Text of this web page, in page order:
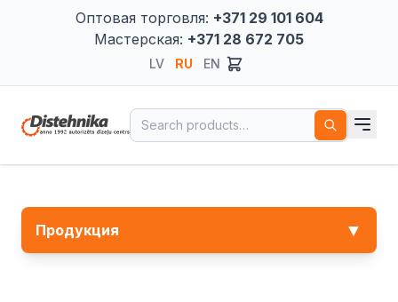
Оптовая торговля: +371 29 101 604
Мастерская: +371 28 672 705
LV RU EN
Search for:
Продукция ▼